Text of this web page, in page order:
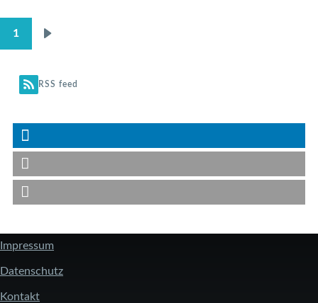
1
RSS feed
FUSSZEILE
Impressum
Datenschutz
Kontakt